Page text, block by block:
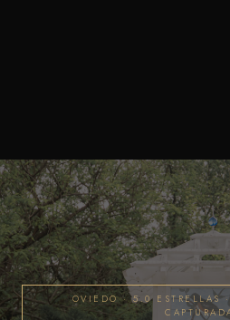
OVIEDO · 5.0 ESTRELLAS